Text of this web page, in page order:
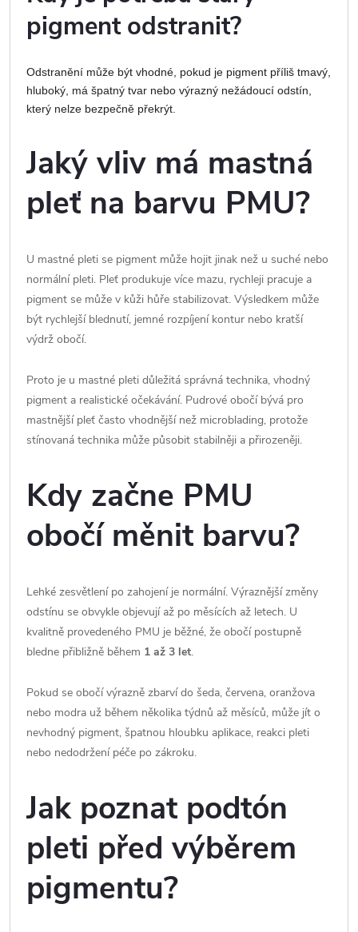
pigment odstranit?
Odstranění může být vhodné, pokud je pigment příliš tmavý,
hluboký, má špatný tvar nebo výrazný nežádoucí odstín,
který nelze bezpečně překrýt.
Jaký vliv má mastná
pleť na barvu PMU?
U mastné pleti se pigment může hojit jinak než u suché nebo
normální pleti. Pleť produkuje více mazu, rychleji pracuje a
pigment se může v kůži hůře stabilizovat. Výsledkem může
být rychlejší blednutí, jemné rozpíjení kontur nebo kratší
výdrž obočí.
Proto je u mastné pleti důležitá správná technika, vhodný
pigment a realistické očekávání. Pudrové obočí bývá pro
mastnější pleť často vhodnější než microblading, protože
stínovaná technika může působit stabilněji a přirozeněji.
Kdy začne PMU
obočí měnit barvu?
Lehké zesvětlení po zahojení je normální. Výraznější změny
odstínu se obvykle objevují až po měsících až letech. U
kvalitně provedeného PMU je běžné, že obočí postupně
bledne přibližně během 1 až 3 let.
Pokud se obočí výrazně zbarví do šeda, červena, oranžova
nebo modra už během několika týdnů až měsíců, může jít o
nevhodný pigment, špatnou hloubku aplikace, reakci pleti
nebo nedodržení péče po zákroku.
Jak poznat podtón
pleti před výběrem
pigmentu?